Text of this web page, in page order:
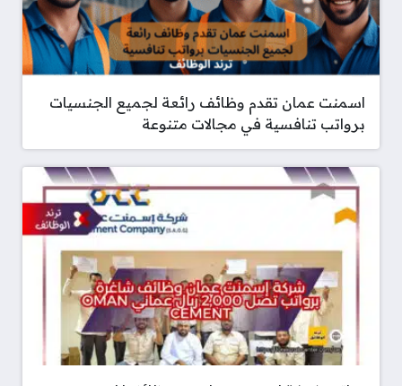
اسمنت عمان تقدم وظائف رائعة لجميع الجنسيات
برواتب تنافسية في مجالات متنوعة